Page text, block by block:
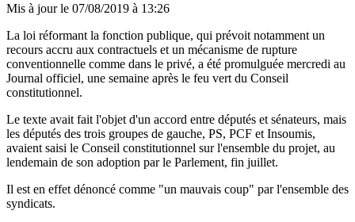
Mis à jour le 07/08/2019 à 13:26
La loi réformant la fonction publique, qui prévoit notamment un
recours accru aux contractuels et un mécanisme de rupture
conventionnelle comme dans le privé, a été promulguée mercredi au
Journal officiel, une semaine après le feu vert du Conseil
constitutionnel.
Le texte avait fait l'objet d'un accord entre députés et sénateurs, mais
les députés des trois groupes de gauche, PS, PCF et Insoumis,
avaient saisi le Conseil constitutionnel sur l'ensemble du projet, au
lendemain de son adoption par le Parlement, fin juillet.
Il est en effet dénoncé comme "un mauvais coup" par l'ensemble des
syndicats.